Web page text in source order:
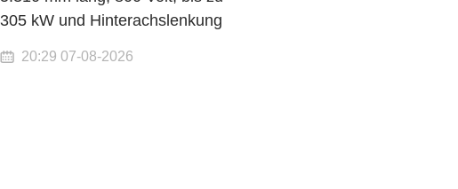
305 kW und Hinterachslenkung
20:29 07-08-2026